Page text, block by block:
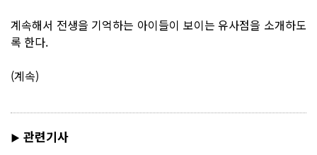
계속해서 전생을 기억하는 아이들이 보이는 유사점을 소개하도
록 한다.
(계속)
▶ 관련기사